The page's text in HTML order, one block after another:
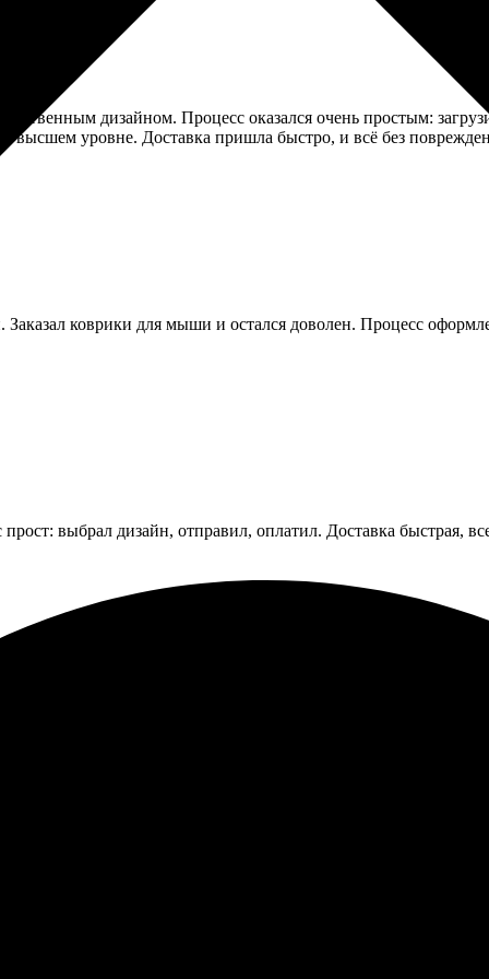
дизайном. Процесс оказался очень простым:
высшем уровне. Доставка пришла быстро, и всё без
коврики для мыши и остался доволен. Процесс
прост: выбрал дизайн, отправил, оплатил. Доставка быстрая,
гладко. Удобный сайт, простой процесс оформления.
дней получила посылку. Качество на высоте,
коврики для мыши на заказ. Удобный интерфейс сайта,
цвета. Коврики подошли идеально, приятно